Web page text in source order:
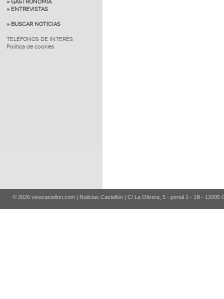
» GASTRONOMÍA
» ENTREVISTAS
» BUSCAR NOTICIAS
TELÉFONOS DE INTERÉS
Política de cookies
© 2026 vivecastellon.com | Noticias Castellón | C/ La Olivera, 5 - portal 1 - 1B - 12005